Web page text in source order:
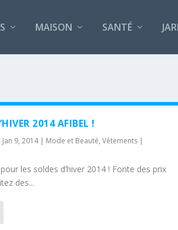
MAISON SANTÉ
2014 AFIBEL !
Jan 9, 2014| Mode et Beauté, Vêtements|
les soldes d’hiver 2014 ! Fonte des prix
des...